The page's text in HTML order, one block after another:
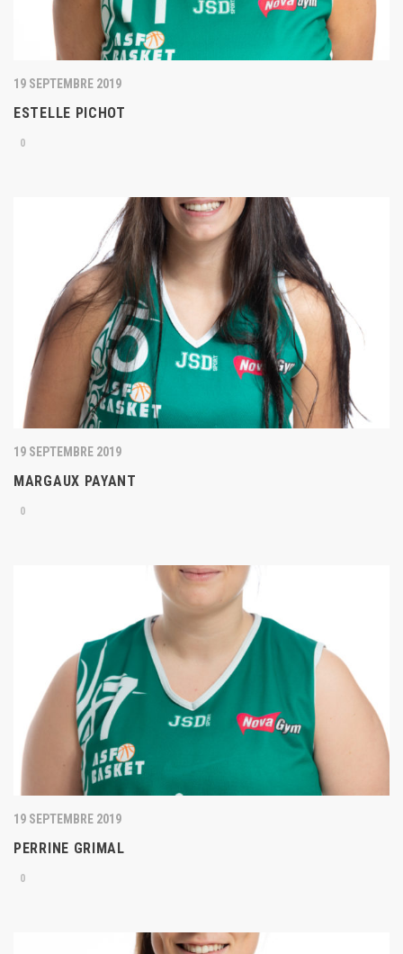
19 SEPTEMBRE 2019
ESTELLE PICHOT
0
19 SEPTEMBRE 2019
MARGAUX PAYANT
0
19 SEPTEMBRE 2019
PERRINE GRIMAL
0